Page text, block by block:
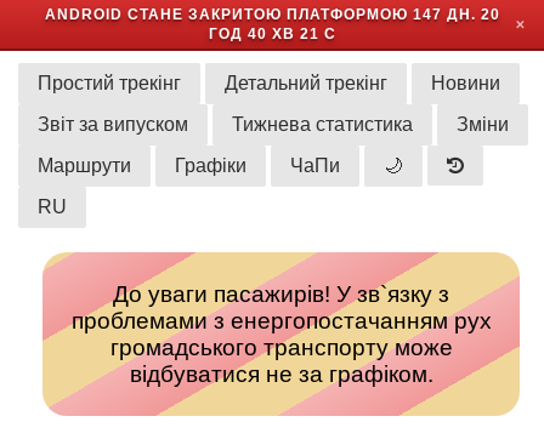
ANDROID СТАНЕ ЗАКРИТОЮ ПЛАТФОРМОЮ 147 ДН. 20
ГОД 40 ХВ 21 С
✕
Простий трекінг Детальний трекінг
Новини
Звіт за випуском
Тижнева статистика
Зміни
Маршрути
Графіки ЧаПи
🌙
RU
До уваги пасажирів! У зв`язку з
проблемами з енергопостачанням рух
громадського транспорту може
відбуватися не за графіком.